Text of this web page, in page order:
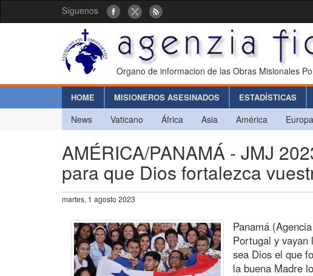
Síguenos
Organo de informacion de las Obras Misionales
HOME MISIONEROS ASESINADOS ESTADÍSTICAS
News Vaticano África Asia América Europa
AMÉRICA/PANAMÁ - JMJ
para que Dios fortalezca
martes, 1 agosto 2023
Panamá
Portugal y vayan
sea Dios el que
la buena Madre